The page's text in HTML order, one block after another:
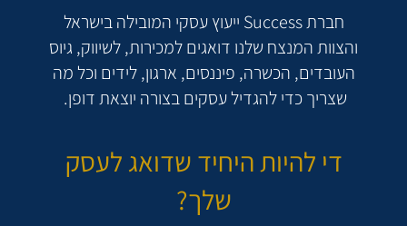
חברת Success ייעוץ עסקי המובילה בישראל
והצוות המנצח שלנו דואגים למכירות, לשיווק, גיוס
העובדים, הכשרה, פיננסים, ארגון, לידים וכל מה
שצריך כדי להגדיל עסקים בצורה יוצאת דופן.
די להיות היחיד שדואג לעסק
שלך?